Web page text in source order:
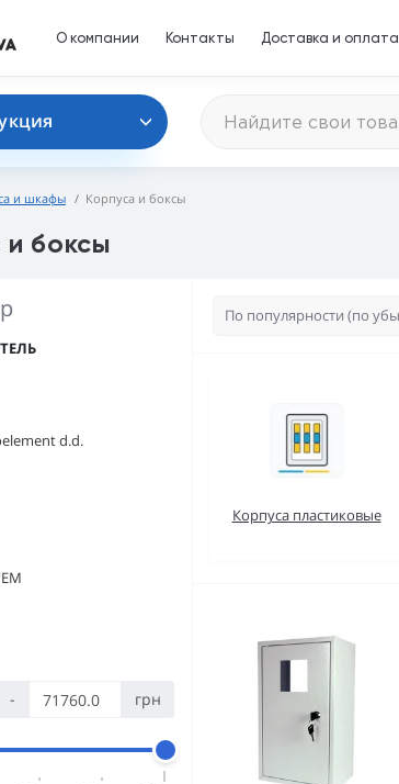
О компании Контакты Доставка и оплата
и шкафы Корпуса и боксы
боксы
d.d.
- грн
Корпуса пластиковые